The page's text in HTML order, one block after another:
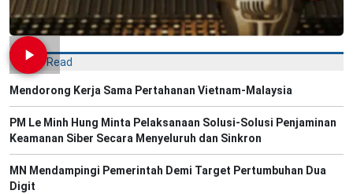
Most Read
Mendorong Kerja Sama Pertahanan Vietnam-Malaysia
PM Le Minh Hung Minta Pelaksanaan Solusi-Solusi Penjaminan
Keamanan Siber Secara Menyeluruh dan Sinkron
MN Mendampingi Pemerintah Demi Target Pertumbuhan Dua
Digit